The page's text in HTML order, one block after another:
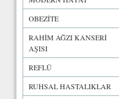
OBEZİTE
RAHİM AĞZI KANSERİ
AŞISI
REFLÜ
RUHSAL HASTALIKLAR